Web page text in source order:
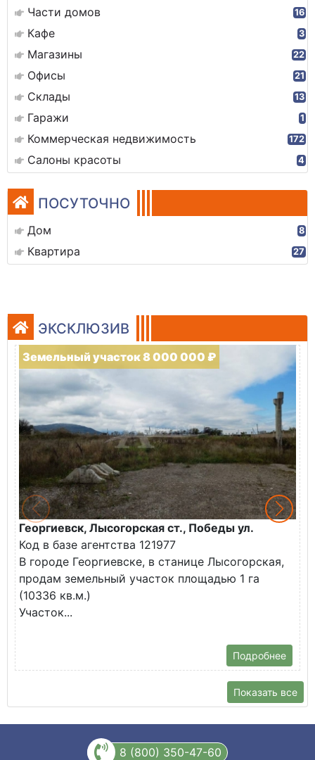
Части домов 16
Кафе 3
Магазины 22
Офисы 21
Склады 13
Гаражи 1
Коммерческая недвижимость 172
Салоны красоты 4
ПОСУТОЧНО
Дом 8
Квартира 27
ЭКСКЛЮЗИВ
Земельный участок 8 000 000 ₽
Георгиевск, Лысогорская ст., Победы ул.
Код в базе агентства 121977
В городе Георгиевске, в станице Лысогорская,
продам земельный участок площадью 1 га
(10336 кв.м.)
Участок...
Подробнее
Показать все
8 (800) 350-47-60